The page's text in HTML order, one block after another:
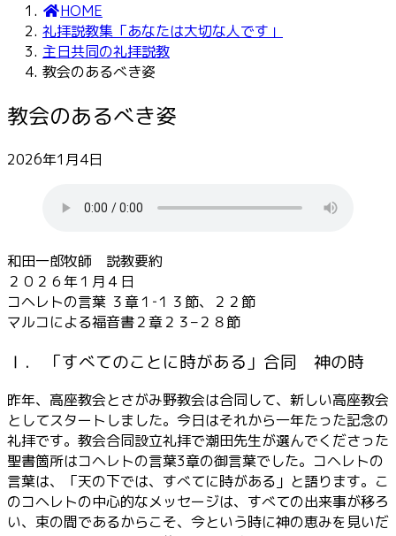
HOME
礼拝説教集「あなたは大切な人です」
主日共同の礼拝説教
教会のあるべき姿
教会のあるべき姿
2026年1月4日
和田一郎牧師 説教要約
２０２６年１月４日
コヘレトの言葉 ３章１‐１３節、２２節
マルコによる福音書２章２３–２８節
Ⅰ． 「すべてのことに時がある」合同 神の時
昨年、高座教会とさがみ野教会は合同して、新しい高座教会
としてスタートしました。今日はそれから一年たった記念の
礼拝です。教会合同設立礼拝で潮田先生が選んでくださった
聖書箇所はコヘレトの言葉3章の御言葉でした。コヘレトの
言葉は、「天の下では、すべてに時がある」と語ります。こ
のコヘレトの中心的なメッセージは、すべての出来事が移ろ
い、束の間であるからこそ、今という時に神の恵みを見いだ